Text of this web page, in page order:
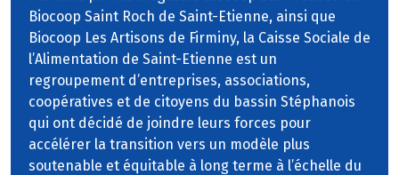
Biocoop Saint Roch de Saint-Etienne, ainsi que
Biocoop Les Artisons de Firminy, la Caisse Sociale de
l’Alimentation de Saint-Etienne est un
regroupement d’entreprises, associations,
coopératives et de citoyens du bassin Stéphanois
qui ont décidé de joindre leurs forces pour
accélérer la transition vers un modèle plus
soutenable et équitable à long terme à l’échelle du